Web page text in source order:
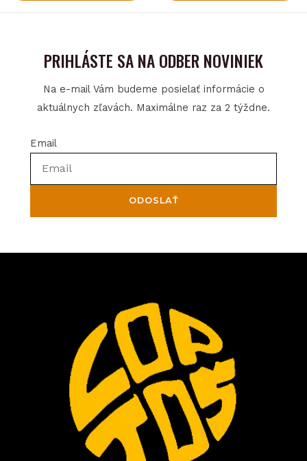
PRIHLÁSTE SA NA ODBER NOVINIEK
Na e-mail Vám budeme posielať informácie o
aktuálnych zľavách. Maximálne raz za 2 týždne.
Email
ODOSLAŤ